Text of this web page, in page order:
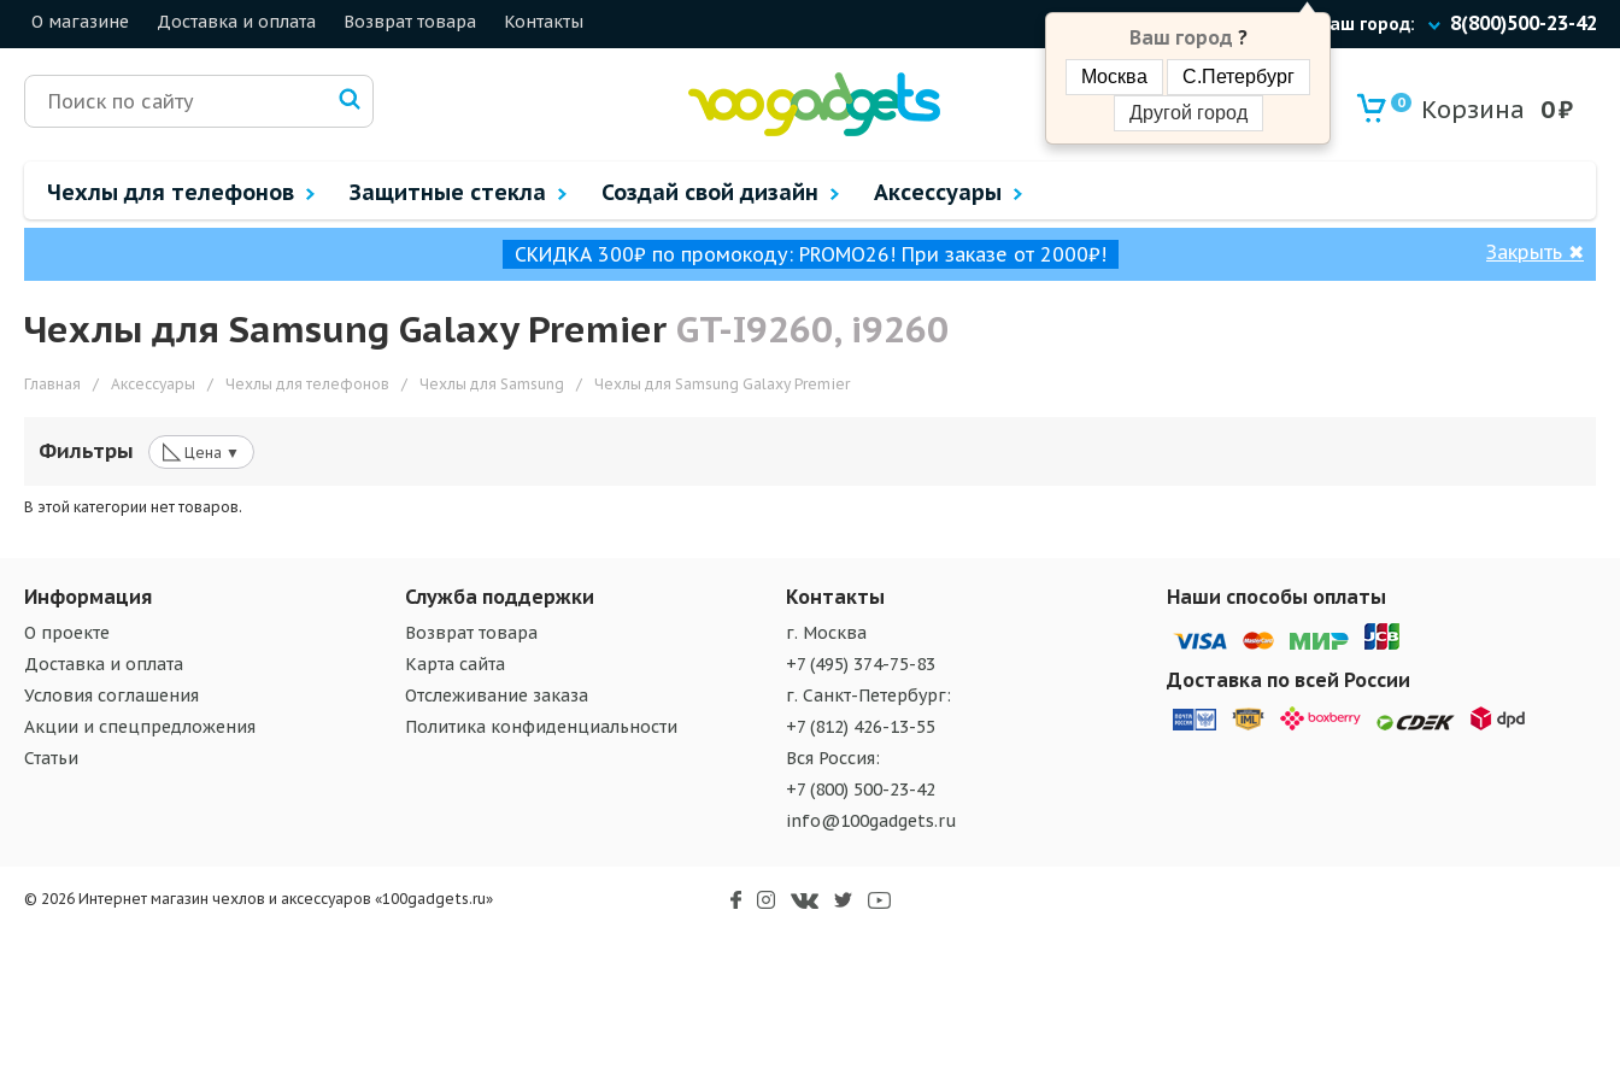
О магазине Доставка и оплата Возврат товара Контакты Ваш город:
Ваш город ?
Москва
С.Петербург
Другой город
8(800)500-23-42
0 Корзина 0₽
Чехлы для телефонов Защитные стекла Создай свой дизайн Аксессуары
СКИДКА 300₽ по промокоду: PROMO26! При заказе от 2000₽! Закрыть ✖
Чехлы для Samsung Galaxy Premier GT-I9260, i9260
Главная / Аксессуары / Чехлы для телефонов / Чехлы для Samsung / Чехлы для Samsung Galaxy Premier
Фильтры ◺ Цена ▼
В этой категории нет товаров.
Информация
О проекте
Доставка и оплата
Условия соглашения
Акции и спецпредложения
Статьи
Служба поддержки
Возврат товара
Карта сайта
Отслеживание заказа
Политика конфиденциальности
Контакты
г. Москва
+7 (495) 374-75-83
г. Санкт-Петербург:
+7 (812) 426-13-55
Вся Россия:
+7 (800) 500-23-42
info@100gadgets.ru
Наши способы оплаты
Доставка по всей России
© 2026 Интернет магазин чехлов и аксессуаров «100gadgets.ru»